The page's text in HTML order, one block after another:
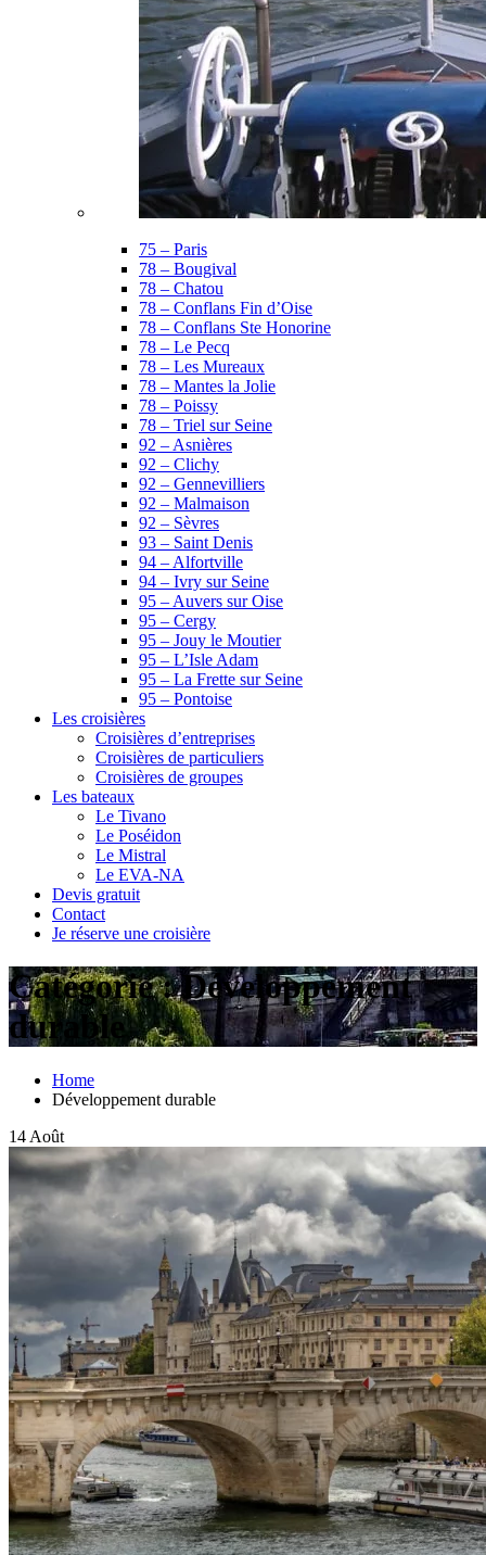
75 – Paris
78 – Bougival
78 – Chatou
78 – Conflans Fin d’Oise
78 – Conflans Ste Honorine
78 – Le Pecq
78 – Les Mureaux
78 – Mantes la Jolie
78 – Poissy
78 – Triel sur Seine
92 – Asnières
92 – Clichy
92 – Gennevilliers
92 – Malmaison
92 – Sèvres
93 – Saint Denis
94 – Alfortville
94 – Ivry sur Seine
95 – Auvers sur Oise
95 – Cergy
95 – Jouy le Moutier
95 – L’Isle Adam
95 – La Frette sur Seine
95 – Pontoise
Les croisières
Croisières d’entreprises
Croisières de particuliers
Croisières de groupes
Les bateaux
Le Tivano
Le Poséidon
Le Mistral
Le EVA-NA
Devis gratuit
Contact
Je réserve une croisière
Catégorie :Développement
durable
Home
Développement durable
14 Août